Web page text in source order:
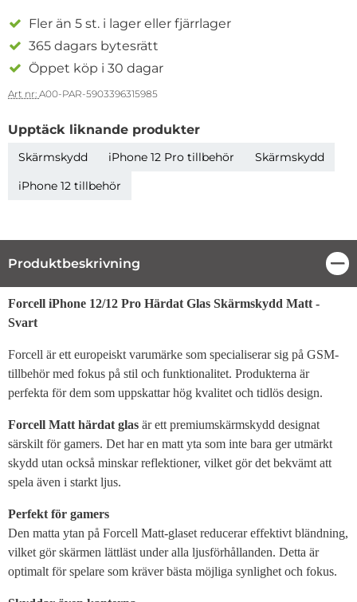
Fler än 5 st. i lager eller fjärrlager
365 dagars bytesrätt
Öppet köp i 30 dagar
Art nr: A00-PAR-5903396315985
Upptäck liknande produkter
Skärmskydd iPhone 12 Pro tillbehör
Skärmskydd
iPhone 12 tillbehör
Produktbeskrivning
Produktbeskrivning
Forcell iPhone 12/12 Pro Härdat Glas Skärmskydd Matt -
Svart
Forcell är ett europeiskt varumärke som specialiserar sig på GSM-
tillbehör med fokus på stil och funktionalitet. Produkterna är
perfekta för dem som uppskattar hög kvalitet och tidlös design.
Forcell Matt härdat glas är ett premiumskärmskydd designat
särskilt för gamers. Det har en matt yta som inte bara ger utmärkt
skydd utan också minskar reflektioner, vilket gör det bekvämt att
spela även i starkt ljus.
Perfekt för gamers
Den matta ytan på Forcell Matt-glaset reducerar effektivt bländning,
vilket gör skärmen lättläst under alla ljusförhållanden. Detta är
optimalt för spelare som kräver bästa möjliga synlighet och fokus.